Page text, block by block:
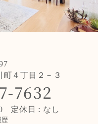
４丁目２－３
7632
定休日 : なし
歴